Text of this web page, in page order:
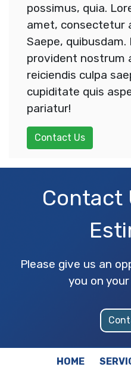
possimus, quia.
amet, consectetur
Saepe, quibusdam.
provident nostrum
reiciendis culpa
cupiditate quis
pariatur!
Contact Us
Contact
Please give us an
you on
HOME